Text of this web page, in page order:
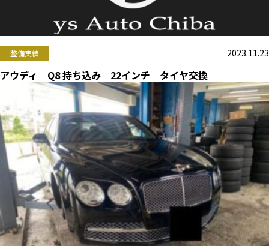
整備実績 2023.11.23
アウディ Q8 持ち込み 22インチ タイヤ交換